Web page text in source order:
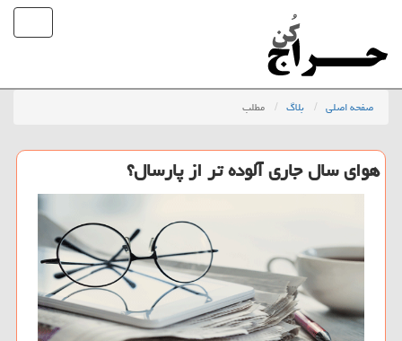
صفحه اصلی بلاگ مطلب
هوای سال جاری آلوده تر از پارسال؟